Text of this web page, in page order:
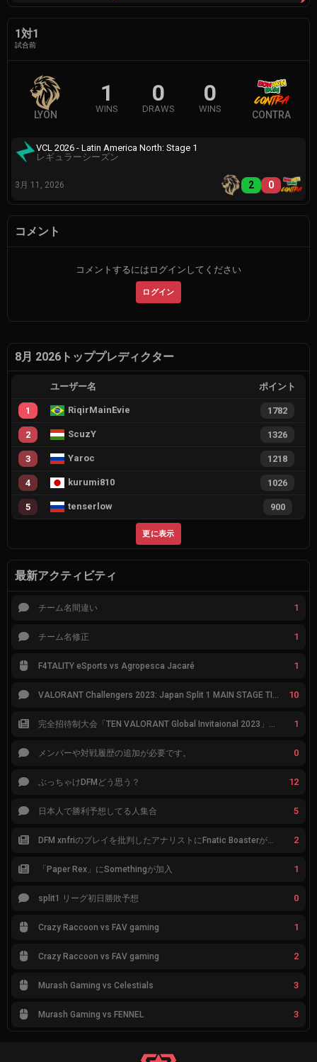
1対1
試合前
LYON
1
WINS
0
DRAWS
0
WINS
CONTRA
VCL 2026 - Latin America North: Stage 1
レギュラーシーズン
2 0
3月 11, 2026
コメント
コメントするにはログインしてください
ログイン
8月 2026トッププレディクター
ユーザー名 ポイント
1 RiqirMainEvie 1782
2 ScuzY 1326
3 Yaroc 1218
4 kurumi810 1026
5 tenserlow 900
更に表示
最新アクティビティ
チーム名間違い 1
チーム名修正 1
F4TALITY eSports vs Agropesca Jacaré 1
10
1
メンバーや対戦履歴の追加が必要です。 0
ぶっちゃけDFMどう思う？ 12
日本人で勝利予想してる人集合 5
DFM xnfriのプレイを批判したアナリストにFnatic Boasterが反応「DFMは仕組みの強化が必要なだけ」 2
「Paper Rex」にSomethingが加入 1
split1 リーグ初日勝敗予想 0
Crazy Raccoon vs FAV gaming 1
Crazy Raccoon vs FAV gaming 2
Murash Gaming vs Celestials 3
Murash Gaming vs FENNEL 3